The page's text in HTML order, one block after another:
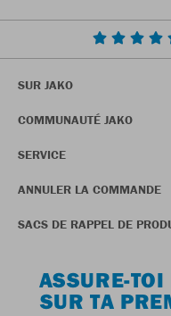
SUR JAKO
COMMUNAUTÉ JAKO
SERVICE
ANNULER LA COMMANDE
SACS DE RAPPEL DE
ASSURE-
SUR TA